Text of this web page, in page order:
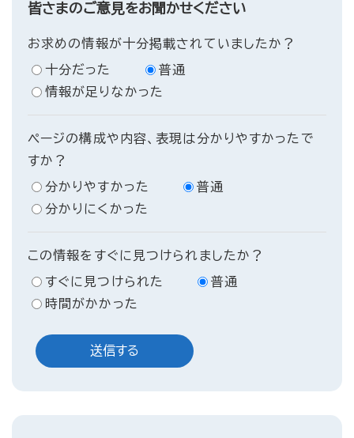
皆さまのご意見をお聞かせください
お求めの情報が十分掲載されていましたか？
十分だった
普通
情報が足りなかった
ページの構成や内容、表現は分かりやすかったで
すか？
分かりやすかった
普通
分かりにくかった
この情報をすぐに見つけられましたか？
すぐに見つけられた
普通
時間がかかった